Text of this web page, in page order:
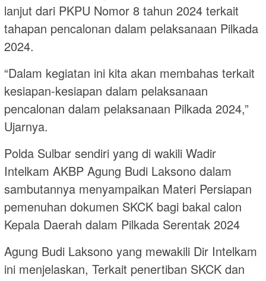
lanjut dari PKPU Nomor 8 tahun 2024 terkait
tahapan pencalonan dalam pelaksanaan Pilkada
2024.
“Dalam kegiatan ini kita akan membahas terkait
kesiapan-kesiapan dalam pelaksanaan
pencalonan dalam pelaksanaan Pilkada 2024,”
Ujarnya.
Polda Sulbar sendiri yang di wakili Wadir
Intelkam AKBP Agung Budi Laksono dalam
sambutannya menyampaikan Materi Persiapan
pemenuhan dokumen SKCK bagi bakal calon
Kepala Daerah dalam Pilkada Serentak 2024
Agung Budi Laksono yang mewakili Dir Intelkam
ini menjelaskan, Terkait penertiban SKCK dan